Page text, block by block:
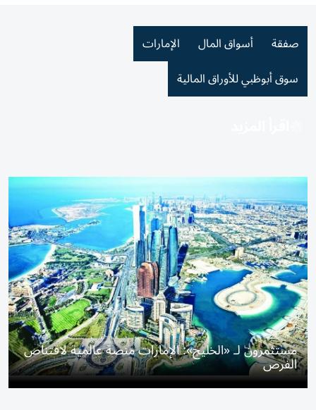
صفقة أسواق المال
الإمارات
سوق أبوظبي للأوراق المالية
مستثمرون لـ «الخليج»: الإمارات منصة عالمية لاقتناص
الفرص